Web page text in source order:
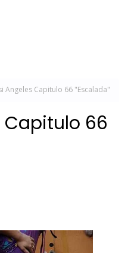
Angeles Capitulo 66 "Escalada"
Capitulo 66